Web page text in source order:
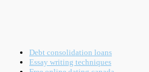
Debt consolidation loans
Essay writing techniques